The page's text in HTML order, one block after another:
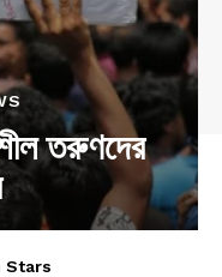
তরুণদের
Stars